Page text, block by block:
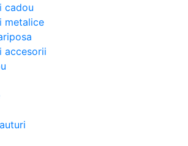
cadou
metalice
accesorii